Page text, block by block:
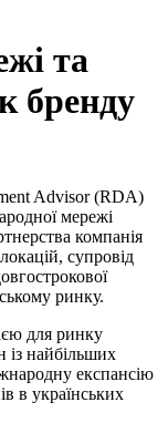
та
бренду
Advisor (RDA)
мережі
компанія
супровід
ринку.
для ринку
із найбільших
експансію
в українських